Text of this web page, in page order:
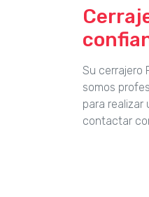
Su cerrajero
somos
para realizar
contactar